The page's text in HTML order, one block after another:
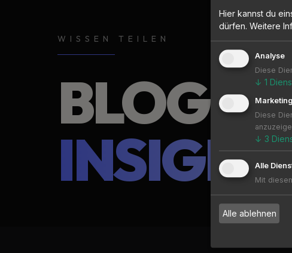
WISSEN TEILEN
BLOG &
Hier kannst du
dürfen. Weitere
Analyse
Diese
↓ 1
Marketing
Diese
↓ 3
Alle
Mit
Alle ablehnen